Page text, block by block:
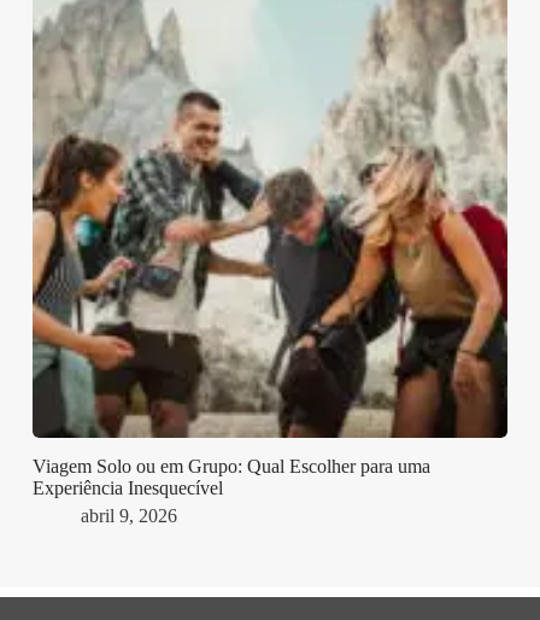
Viagem Solo ou em Grupo: Qual Escolher para uma
Experiência Inesquecível
abril 9, 2026